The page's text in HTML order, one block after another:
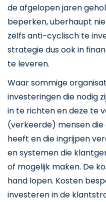
de afgelopen jaren
beperken, uberhaupt
zelfs anti-cyclisch te
strategie dus ook in
te leveren.
Waar sommige
investeringen die nodig
in te richten en deze te
(verkeerde) mensen
heeft en die ingrijpen
en systemen die
of mogelijk maken. De
hand lopen. Kosten
investeren in de